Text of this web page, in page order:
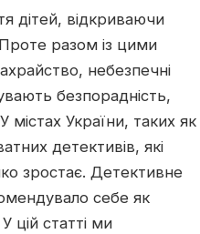
дітей, відкриваючи
Проте разом із цими
небезпечні
безпорадність,
України, таких як
детективів, які
зростає. Детективне
себе як
цій статті ми